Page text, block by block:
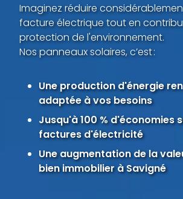
Imaginez réduire
facture électrique tout en
protection de l'environnement.
Nos panneaux solaires, c’est :
Une production d'énergie
adaptée à vos besoins
Jusqu'à 100 % d'économies
factures d'électricité
Une augmentation de la
bien immobilier à Savigné